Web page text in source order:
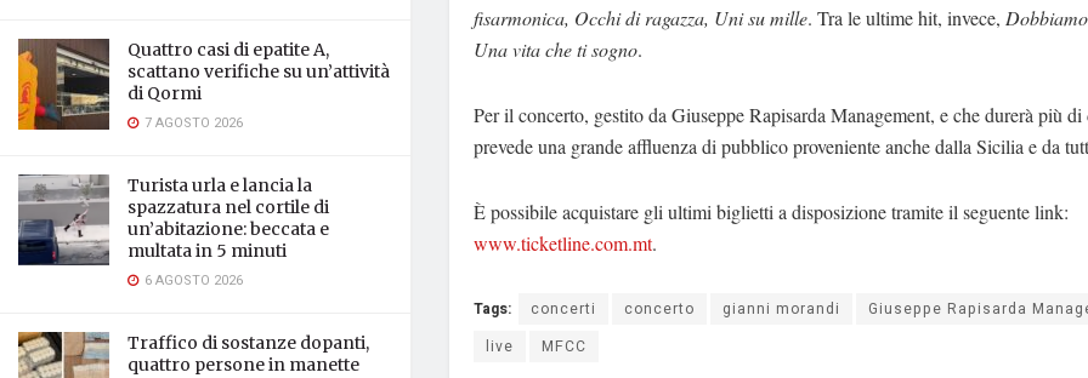
Quattro casi di epatite A,
scattano verifiche su un’attività
di Qormi
7 AGOSTO 2026
Turista urla e lancia la
spazzatura nel cortile di
un’abitazione: beccata e
multata in 5 minuti
6 AGOSTO 2026
Traffico di sostanze dopanti,
quattro persone in manette
fisarmonica, Occhi di ragazza, Uni su mille. Tra le ultime hit, invece,
Una vita che ti sogno.
Per il concerto, gestito da Giuseppe Rapisarda Management, e che durerà più di
prevede una grande affluenza di pubblico proveniente anche dalla Sicilia e da
È possibile acquistare gli ultimi biglietti a disposizione tramite il seguente link:
www.ticketline.com.mt.
Tags: concerti concerto gianni morandi
Giuseppe Rapisarda
live
MFCC